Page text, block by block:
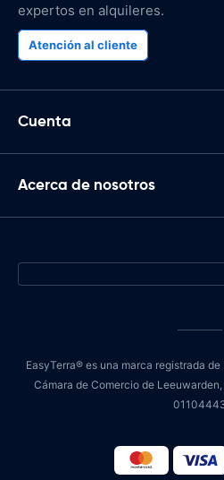
expertos en alquileres.
Atención al cliente
Cuenta
Acerca de nosotros
EasyTerra® es una marca registrada de
Cámara de Comercio de